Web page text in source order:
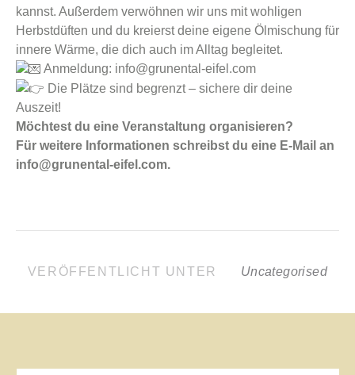
kannst. Außerdem verwöhnen wir uns mit wohligen
Herbstdüften und du kreierst deine eigene Ölmischung für
innere Wärme, die dich auch im Alltag begleitet.
Anmeldung: info@grunental-eifel.com
Die Plätze sind begrenzt – sichere dir deine
Auszeit!
Möchtest du eine Veranstaltung organisieren?
Für weitere Informationen schreibst du eine E-Mail an
info@grunental-eifel.com.
VERÖFFENTLICHT UNTER Uncategorised